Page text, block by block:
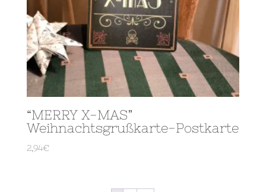
“MERRY X-MAS”
Weihnachtsgrußkarte-Postkarte
2,94€